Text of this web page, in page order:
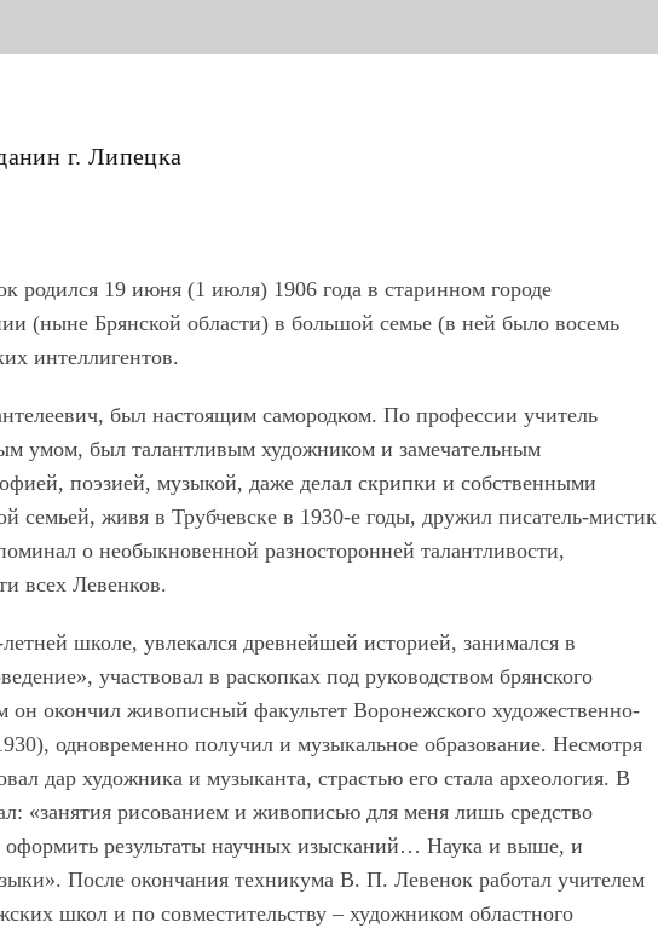
г. Липецка
родился 19 июня (1 июля) 1906 года в старинном городе
(ныне Брянской области) в большой семье (в ней было восемь
интеллигентов.
был настоящим самородком. По профессии учитель
умом, был талантливым художником и замечательным
поэзией, музыкой, даже делал скрипки и собственными
семьей, живя в Трубчевске в 1930-е годы, дружил писатель-мистик
о необыкновенной разносторонней талантливости,
всех Левенков.
школе, увлекался древнейшей историей, занимался в
участвовал в раскопках под руководством брянского
он окончил живописный факультет Воронежского художественно-
одновременно получил и музыкальное образование. Несмотря
дар художника и музыканта, страстью его стала археология. В
«занятия рисованием и живописью для меня лишь средство
оформить результаты научных изысканий… Наука и выше, и
После окончания техникума В. П. Левенок работал учителем
школ и по совместительству – художником областного